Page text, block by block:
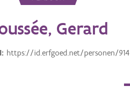
Gerard
https://id.erfgoed.net/personen/914